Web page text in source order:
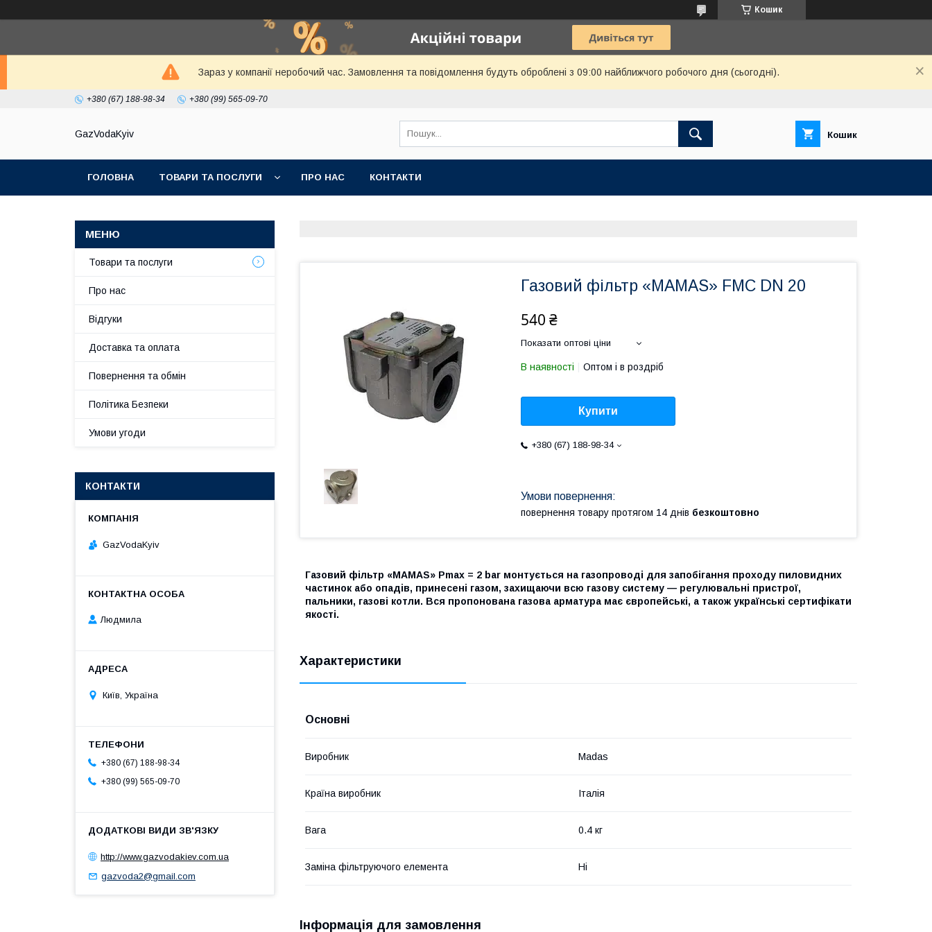
Кошик
Зараз у компанії неробочий час. Замовлення та повідомлення будуть оброблені з 09:00 найближчого робочого дня (сьогодні).
+380 (67) 188-98-34 +380 (99) 565-09-70
GazVodaKyiv Кошик
ГОЛОВНА ТОВАРИ ТА ПОСЛУГИ ПРО НАС КОНТАКТИ
Газовий фільтр «MAMAS» FMC DN 20
540 ₴
Показати оптові ціни
В наявності Оптом і в роздріб
Купити
+380 (67) 188-98-34
повернення товару протягом 14 днів безкоштовно
Газовий фільтр «MAMAS» Pmax = 2 bar монтується на газопроводі для запобігання проходу пиловидних
частинок або опадів, принесені газом, захищаючи всю газову систему — регулювальні пристрої,
пальники, газові котли. Вся пропонована газова арматура має європейські, а також українські сертифікати
якості.
Характеристики
Основні
Виробник Madas
Країна виробник Італія
Вага 0.4 кг
Заміна фільтруючого елемента Ні
Інформація для замовлення
Товари та послуги
Про нас
Відгуки
Доставка та оплата
Повернення та обмін
Політика Безпеки
Умови угоди
КОНТАКТИ
GazVodaKyiv
Людмила
Київ, Україна
+380 (67) 188-98-34
+380 (99) 565-09-70
http://www.gazvodakiev.com.ua
gazvoda2@gmail.com